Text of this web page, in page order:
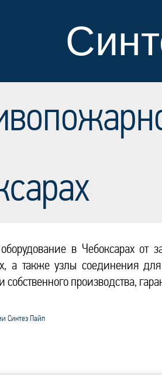
в Чебоксарах
а также узлы соединения
производства,
Синтез Пайп